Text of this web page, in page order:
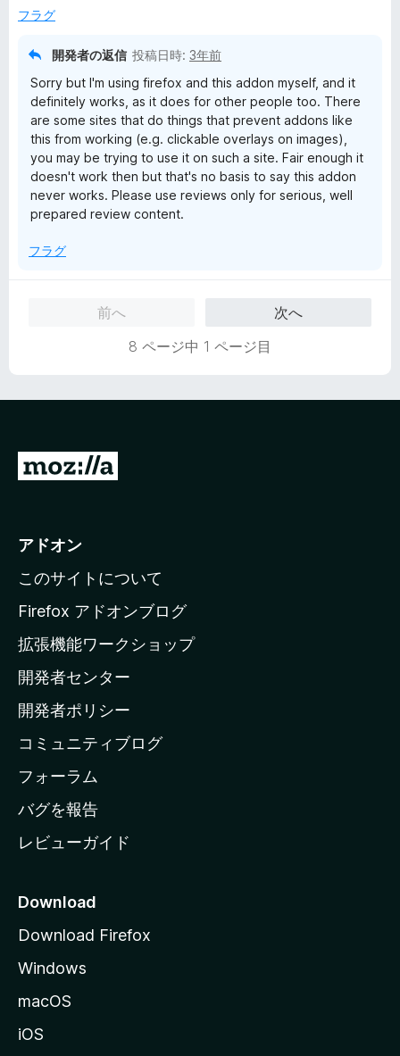
1
フラグ
開発者の返信 投稿日時: 3年前
Sorry but I'm using firefox and this addon myself, and it
definitely works, as it does for other people too. There
are some sites that do things that prevent addons like
this from working (e.g. clickable overlays on images),
you may be trying to use it on such a site. Fair enough it
doesn't work then but that's no basis to say this addon
never works. Please use reviews only for serious, well
prepared review content.
フラグ
前へ
次へ
8 ページ中 1 ページ目
M
i
l
a
ホ
ー
ム
ー
ジ
へ
アドオン
このサイトについて
Firefox アドオンブログ
拡張機能ワークショップ
開発者センター
開発者ポリシー
コミュニティブログ
フォーラム
バグを報告
レビューガイド
Download
Download Firefox
Windows
macOS
iOS